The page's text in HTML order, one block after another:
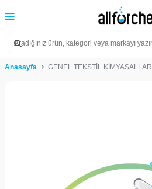
Anasayfa GENEL TEKSTİL KİMYASALLARI